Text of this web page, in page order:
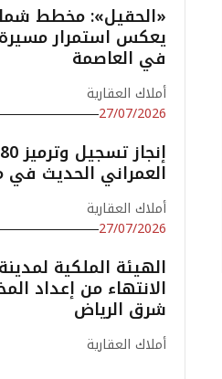
«الحقيل»: مخطط
يعكس استمرار مسيرة
في العاصمة
أملاك العقارية
27/07/2026
العمراني الحديث في
أملاك العقارية
27/07/2026
الهيئة الملكية
الانتهاء من إعداد
شرق الرياض
أملاك العقارية